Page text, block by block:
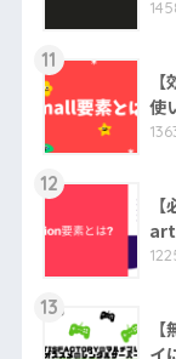
11
使
12
13